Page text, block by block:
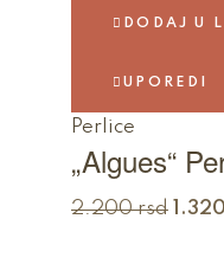
DODAJ U
UPOREDI
Perlice
„Algues“
2.200rsd 1.320